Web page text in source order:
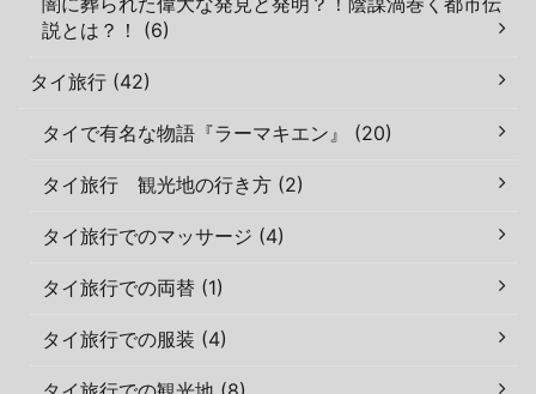
説とは？！ (6)
タイ旅行 (42)
タイで有名な物語『ラーマキエン』 (20)
タイ旅行 観光地の行き方 (2)
タイ旅行でのマッサージ (4)
タイ旅行での両替 (1)
タイ旅行での服装 (4)